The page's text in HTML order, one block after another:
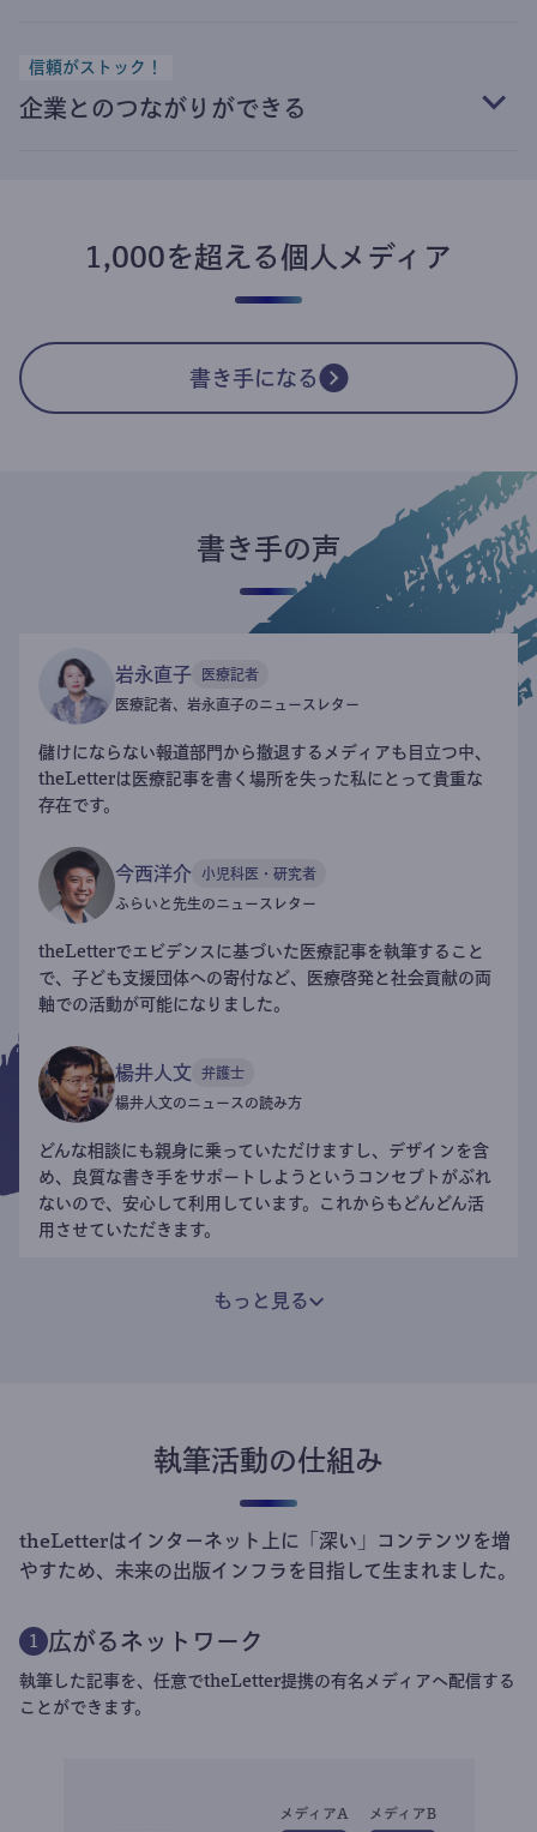
信頼がストック！
企業とのつながりができる
1,000を超える個人メディア
書き手になる
書き手の声
岩永直子 医療記者
医療記者、岩永直子のニュースレター
儲けにならない報道部門から撤退するメディアも目立つ中、
theLetterは医療記事を書く場所を失った私にとって貴重な
存在です。
今西洋介 小児科医・研究者
ふらいと先生のニュースレター
theLetterでエビデンスに基づいた医療記事を執筆すること
で、子ども支援団体への寄付など、医療啓発と社会貢献の両
軸での活動が可能になりました。
楊井人文 弁護士
楊井人文のニュースの読み方
どんな相談にも親身に乗っていただけますし、デザインを含
め、良質な書き手をサポートしようというコンセプトがぶれ
ないので、安心して利用しています。これからもどんどん活
用させていただきます。
もっと見る
執筆活動の仕組み
theLetterはインターネット上に「深い」コンテンツを増
やすため、未来の出版インフラを目指して生まれました。
1 広がるネットワーク
執筆した記事を、任意でtheLetter提携の有名メディアへ配信する
ことができます。